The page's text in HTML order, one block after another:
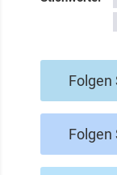
Folgen
Folgen